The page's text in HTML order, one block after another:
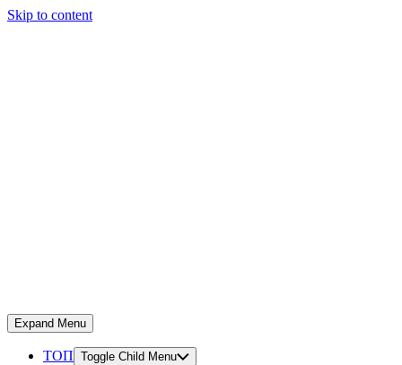
Skip to content
Expand Menu
ТОП Toggle Child Menu